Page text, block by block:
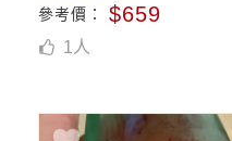
參考價： $659
1 人